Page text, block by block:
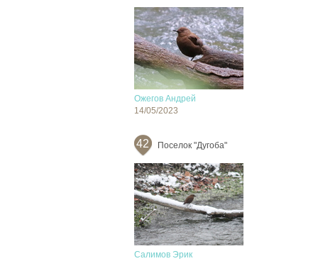
Ожегов Андрей
14/05/2023
42 Поселок "Дугоба"
Салимов Эрик